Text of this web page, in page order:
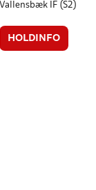
Vallensbæk IF (S2)
HOLDINFO